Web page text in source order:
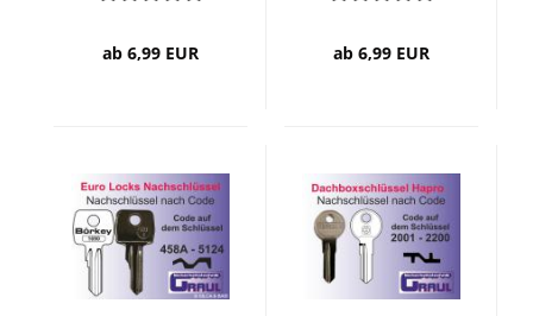
ab 6,99 EUR ab 6,99 EUR